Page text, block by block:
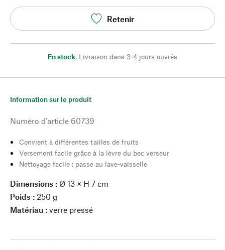
Retenir
En stock, Livraison dans 3-4 jours ouvrés
Information sur le produit
Numéro d'article 60739
Convient à différentes tailles de fruits
Versement facile grâce à la lèvre du bec verseur
Nettoyage facile : passe au lave-vaisselle
Dimensions : Ø 13 × H 7 cm
Poids : 250 g
Matériau : verre pressé